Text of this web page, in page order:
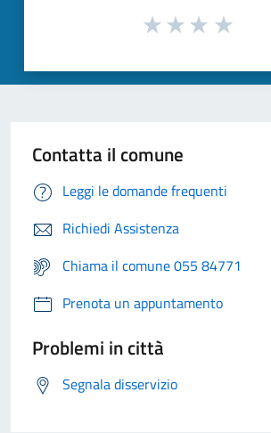
Contatta il comune
Leggi le domande frequenti
Richiedi Assistenza
Chiama il comune 055 84771
Prenota un appuntamento
Problemi in città
Segnala disservizio